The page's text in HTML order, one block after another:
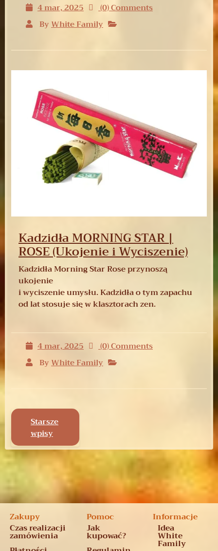
4 mar, 2025
(0) Comments
ByWhite Family
Kadzidła MORNING STAR |
ROSE (Ukojenie i Wyciszenie)
Kadzidła Morning Star Rose przynoszą
ukojenie
i wyciszenie umysłu. Kadzidła o tym zapachu
od lat stosuje się w klasztorach zen.
4 mar, 2025
(0) Comments
ByWhite Family
Starsze
wpisy
Zakupy
Czas realizacji
zamówienia
Pomoc
Jak
kupować?
Informacje
Idea
White
Family